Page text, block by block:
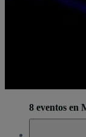
8 eventos en